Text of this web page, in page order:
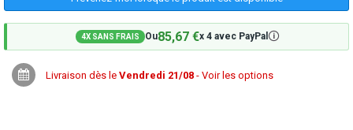
4X SANS FRAIS Ou85,67 €x 4 avec PayPal 🛈
Livraison dès le Vendredi 21/08 - Voir les options